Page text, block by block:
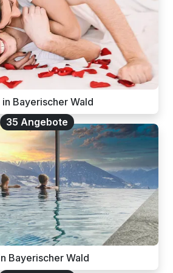
Bayerischer Wald
35 Angebote
Bayerischer Wald